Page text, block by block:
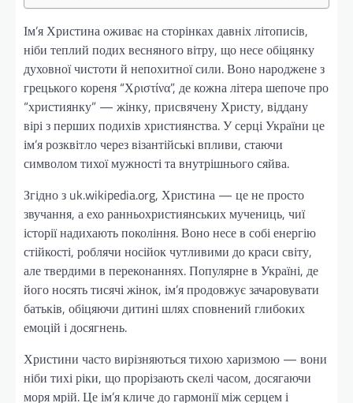
Ім’я Христина оживає на сторінках давніх літописів,
ніби теплий подих весняного вітру, що несе обіцянку
духовної чистоти й непохитної сили. Воно народжене з
грецького кореня “Χριστίνα”, де кожна літера шепоче про
“християнку” — жінку, присвячену Христу, віддану
вірі з перших подихів християнства. У серці України це
ім’я розквітло через візантійські впливи, стаючи
символом тихої мужності та внутрішнього сяйва.
Згідно з uk.wikipedia.org, Христина — це не просто
звучання, а ехо ранньохристиянських мучениць, чиї
історії надихають покоління. Воно несе в собі енергію
стійкості, роблячи носійок чутливими до краси світу,
але твердими в переконаннях. Популярне в Україні, де
його носять тисячі жінок, ім’я продовжує зачаровувати
батьків, обіцяючи дитині шлях сповнений глибоких
емоцій і досягнень.
Христини часто вирізняються тихою харизмою — вони
ніби тихі ріки, що прорізають скелі часом, досягаючи
моря мрій. Це ім’я кличе до гармонії між серцем і